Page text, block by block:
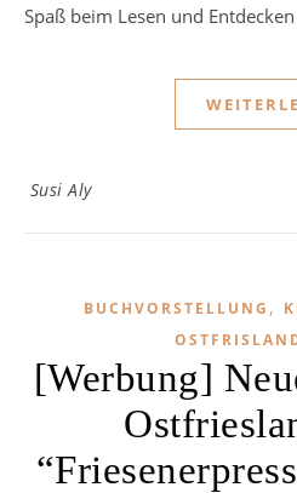
Spaß beim Lesen und Entdecken
Susi Aly
BUCHVORSTELLUNG ,
[Werbung]